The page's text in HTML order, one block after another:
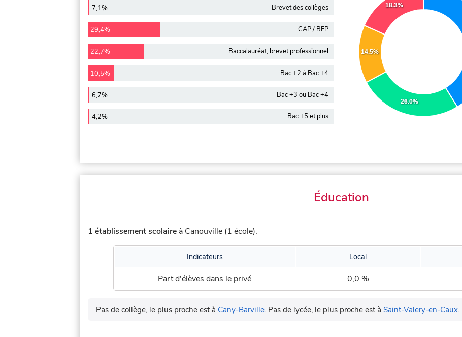
7,1% Brevet des collèges
29,4% CAP / BEP
22,7% Baccalauréat, brevet professionnel
10,5% Bac +2 à Bac +4
6,7% Bac +3 ou Bac +4
4,2% Bac +5 et plus
26.0%
14.5%
18.3%
Éducation
1 établissement scolaire à Canouville (1 école).
Indicateurs Local
Part d'élèves dans le privé 0,0 %
Pas de collège, le plus proche est à Cany-Barville. Pas de lycée, le plus proche est à Saint-Valery-en-Caux.